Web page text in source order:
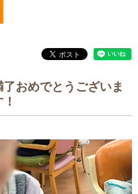
おめでとうございま